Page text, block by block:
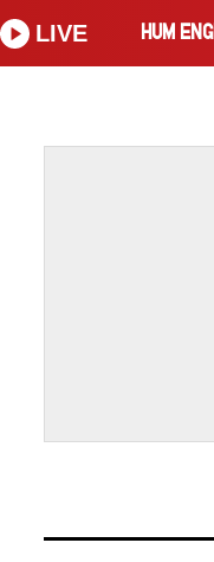
HUM
LIVE